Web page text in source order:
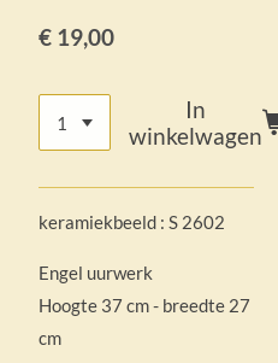
€ 19,00
In
winkelwagen
keramiekbeeld : S 2602
Engel uurwerk
Hoogte 37 cm - breedte 27
cm